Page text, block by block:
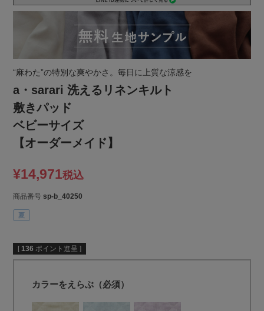
“麻わた”の特別な爽やかさ。毎日に上質な涼感を
a・sarari 洗えるリネンキルト
敷きパッド
ベビーサイズ
【オーダーメイド】
¥14,971税込
商品番号 sp-b_40250
夏
[ 136 ポイント進呈 ]
カラーをえらぶ（必須）